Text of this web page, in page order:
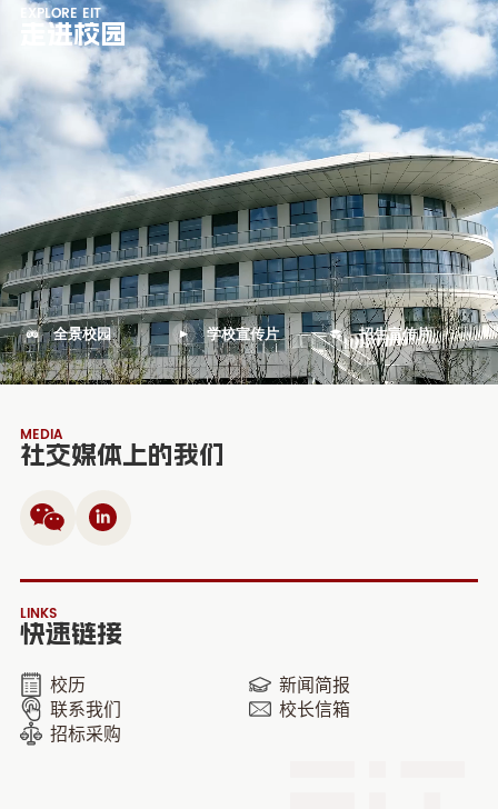
EXPLORE EIT
走进校园
全景校园 学校宣传片 招生宣传片
MEDIA
社交媒体上的我们
LINKS
快速链接
校历
新闻简报
联系我们
校长信箱
招标采购